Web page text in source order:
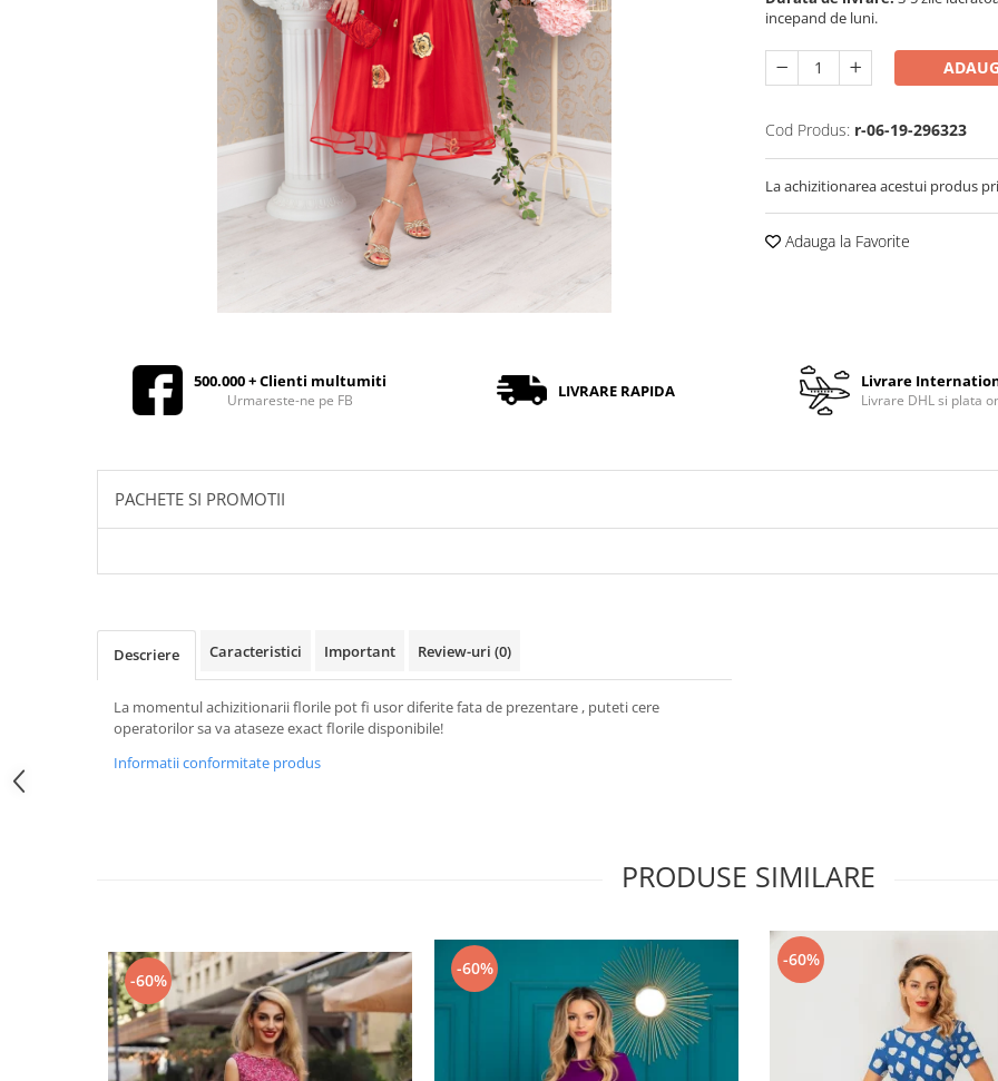
incepand de luni.
Cod Produs: r-06-19-296323
La achizitionarea acestui produs
Adauga la Favorite
500.000 + Clienti multumiti
Urmareste-ne pe FB LIVRARE RAPIDA Livrare
Livrare DHL si plata
PACHETE SI PROMOTII
Descriere Caracteristici Important Review-uri (0)
La momentul achizitionarii florile pot fi usor diferite fata de prezentare , puteti cere
operatorilor sa va ataseze exact florile disponibile!
Informatii conformitate produs
PRODUSE SIMILARE
-60%
-60% -60%